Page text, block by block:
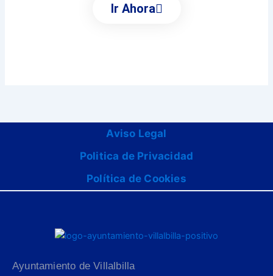
Ir Ahora
Aviso Legal
Politica de Privacidad
Política de Cookies
Ayuntamiento de Villalbilla